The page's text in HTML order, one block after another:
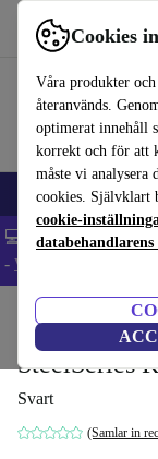
Cookies
Våra produkter och
återanvänds.
optimerat innehåll
korrekt och för att
måste vi analysera
cookies. Självklart
cookie-
Använd refurbed
🎒 Back to school
💻 Extra 5% rabatt
- Villkor
SteelSeries
Svart
(Samlar in